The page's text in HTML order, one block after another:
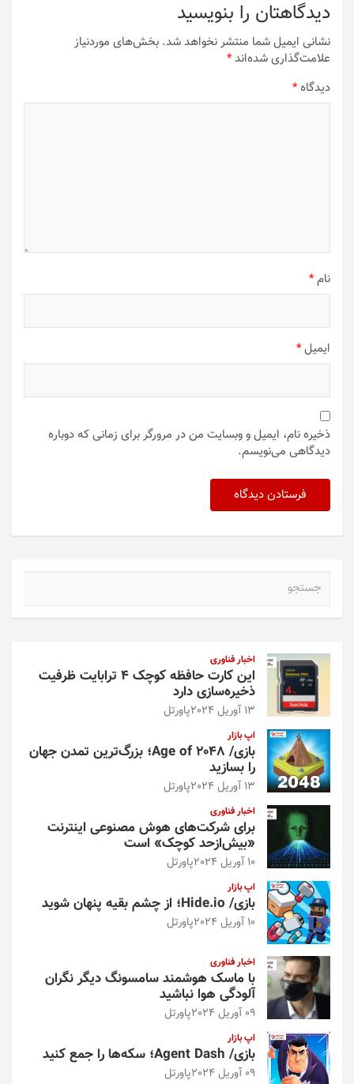
دیدگاهتان را بنویسید
نشانی ایمیل شما منتشر نخواهد شد. بخش‌های موردنیاز
علامت‌گذاری شده‌اند*
دیدگاه*
نام*
ایمیل*
ذخیره نام، ایمیل و وبسایت من در مرورگر برای زمانی که دوباره
دیدگاهی می‌نویسم.
اخبار فناوری
این کارت حافظه کوچک ۴ ترابایت ظرفیت
ذخیره‌سازی دارد
13 آوریل 2024 پاورتل
اپ بازار
بازی/ Age of 2048؛ بزرگ‌ترین تمدن جهان
را بسازید
13 آوریل 2024 پاورتل
اخبار فناوری
برای شرکت‌های هوش مصنوعی اینترنت
«بیش‌از‌حد کوچک» است
10 آوریل 2024 پاورتل
اپ بازار
بازی/ Hide.io؛ از چشم بقیه پنهان شوید
10 آوریل 2024 پاورتل
اخبار فناوری
با ماسک هوشمند سامسونگ دیگر نگران
آلودگی هوا نباشید
09 آوریل 2024 پاورتل
اپ بازار
بازی/ Agent Dash؛ سکه‌ها را جمع کنید
09 آوریل 2024 پاورتل